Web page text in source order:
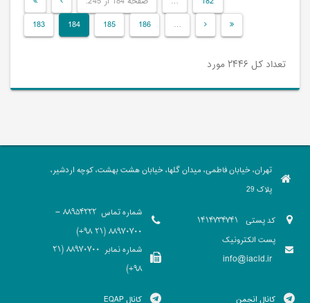
183
184 185 186 …
تعداد کل ۲۴۴۶ مورد
تهران، خیابان فاطمی، میدان گلها، خیابان هشت بهشت، کوچه اردشیر،
پلاک 29
کد پستی
پست الکترونیک
info@iacld.ir
شماره تماس
88954222 -
88970700 (21 98+)
شماره نمابر
88970700 (21
98+)
کانال انجمن کانال EQAP